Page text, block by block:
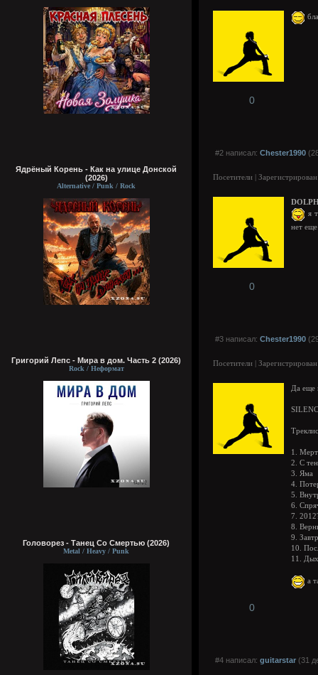
Ядрёный Корень - Как на улице Донской
(2026)
Alternative / Punk / Rock
Григорий Лепс - Мира в дом. Часть 2 (2026)
Rock / Неформат
Головорез - Tанец Со Смертью (2026)
Metal / Heavy / Punk
0
#2 написал: Chester1990
Посетители |
я
нет
0
#3 написал: Chester1990
Посетители |
Да еще
1.
2. С
3. Яма
4.
5.
6.
7.
8.
9.
10.
11.
а
0
#4 написал: guitarstar (31